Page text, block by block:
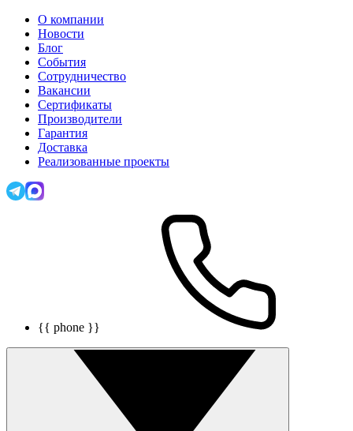
О компании
Новости
Блог
События
Сотрудничество
Вакансии
Сертификаты
Производители
Гарантия
Доставка
Реализованные проекты
{{ phone }}